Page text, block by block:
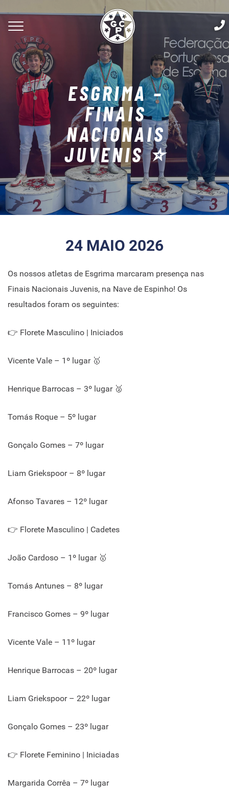
ESGRIMA –
FINAIS
NACIONAIS
JUVENIS ⭐
24 MAIO 2026
Os nossos atletas de Esgrima marcaram presença nas
Finais Nacionais Juvenis, na Nave de Espinho! Os
resultados foram os seguintes:
👉 Florete Masculino | Iniciados
Vicente Vale – 1º lugar 🥇
Henrique Barrocas – 3º lugar 🥈
Tomás Roque – 5º lugar
Gonçalo Gomes – 7º lugar
Liam Griekspoor – 8º lugar
Afonso Tavares – 12º lugar
👉 Florete Masculino | Cadetes
João Cardoso – 1º lugar 🥇
Tomás Antunes – 8º lugar
Francisco Gomes – 9º lugar
Vicente Vale – 11º lugar
Henrique Barrocas – 20º lugar
Liam Griekspoor – 22º lugar
Gonçalo Gomes – 23º lugar
👉 Florete Feminino | Iniciadas
Margarida Corrêa – 7º lugar